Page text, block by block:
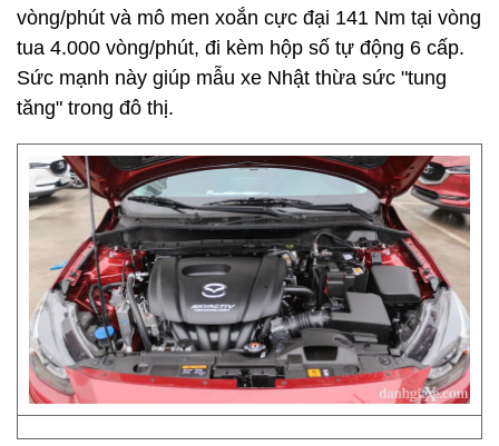
vòng/phút và mô men xoắn cực đại 141 Nm tại vòng
tua 4.000 vòng/phút, đi kèm hộp số tự động 6 cấp.
Sức mạnh này giúp mẫu xe Nhật thừa sức "tung
tăng" trong đô thị.